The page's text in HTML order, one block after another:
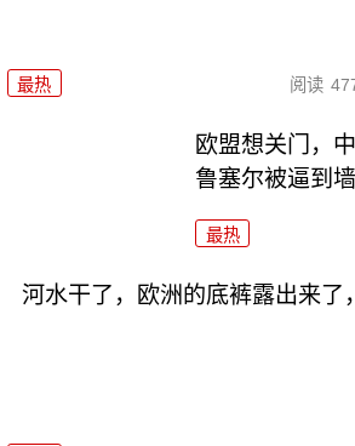
最热 阅读
欧盟想关门，
鲁塞尔被逼到
最热
河水干了，欧洲的底裤露出来了